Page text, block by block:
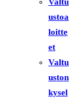
ustoa
loitte
et
Valtu
uston
kysel